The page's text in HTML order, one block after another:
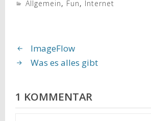
Allgemein, Fun, Internet
ImageFlow
Was es alles gibt
1 KOMMENTAR